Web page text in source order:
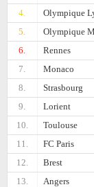
4.
Olympique
5.
Olympique
6.
Rennes
7.
Monaco
8.
Strasbourg
9.
Lorient
10.
Toulouse
11.
FC Paris
12.
Brest
13.
Angers